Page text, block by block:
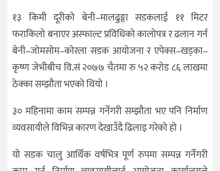
१३ किमी दूरीको बेनी–मालढुङ्गा सडकलाई ११ मिटर
फराकिलो बनाएर अस्फाल्ट प्रविधिको कालोपत्र र ढलान गर्न
बेनी–जोमसोम–कोरला सडक आयोजना र एपेक्स–खड्का–
कृष्ण जेभीबीच वि.सं २०७७ चैतमा रु ५२ करोड ८६ लाखमा
ठेक्का सम्झौता भएको थियो ।
३० महिनामा काम सम्पन्न गर्नेगरी सम्झौता भए पनि निर्माण
व्यवसायीले विभिन्न कारण देखाउँदै ढिलाइ गरेको हो ।
यो सडक चालु आर्थिक वर्षभित्र पूर्ण रुपमा सम्पन्न गर्नेगरी